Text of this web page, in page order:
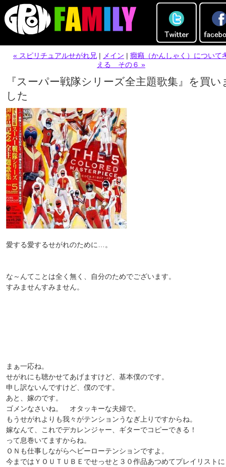
« スピリチュアルせがれ兄 | メイン | 癇癪（かんしゃく）について
える その６ »
『スーパー戦隊シリーズ全主題歌集』を買い
した
愛する愛するせがれのために…。
な～んてことは全く無く、自分のためでございます。
すみませんすみません。
まぁ一応ね。
せがれにも聴かせてあげますけど、基本僕のです。
申し訳ないんですけど、僕のです。
あと、嫁のです。
ゴメンなさいね。 オタッキーな夫婦で。
もうせがれよりも我々がテンションうなぎ上りですからね。
嫁なんて、これでデカレンジャー、ギターでコピーできる！
って息巻いてますからね。
ＯＮも仕事しながらヘビーローテンションですよ。
今まではＹＯＵＴＵＢＥでせっせと３０作品あつめてプレイリスト